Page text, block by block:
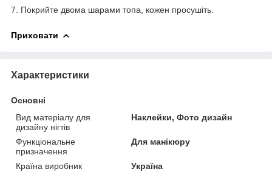
7. Покрийте двома шарами топа, кожен просушіть.
Приховати
Характеристики
Основні
Вид матеріалу для
дизайну нігтів
Наклейки, Фото дизайн
Функціональне
призначення
Для манікюру
Країна виробник
Україна